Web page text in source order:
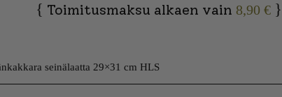
{ Toimitusmaksu alkaen vain 8,90 € }
seinälaatta 29×31 cm HLS